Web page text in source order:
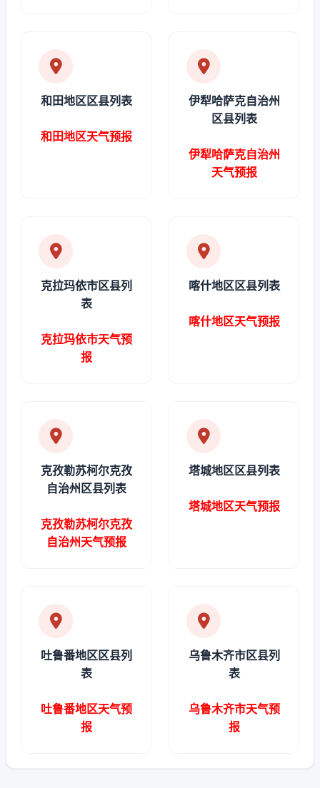
和田地区区县列表
和田地区天气预报
伊犁哈萨克自治州
区县列表
伊犁哈萨克自治州
天气预报
克拉玛依市区县列
表
克拉玛依市天气预
报
喀什地区区县列表
喀什地区天气预报
克孜勒苏柯尔克孜
自治州区县列表
克孜勒苏柯尔克孜
自治州天气预报
塔城地区区县列表
塔城地区天气预报
吐鲁番地区区县列
表
吐鲁番地区天气预
报
乌鲁木齐市区县列
表
乌鲁木齐市天气预
报